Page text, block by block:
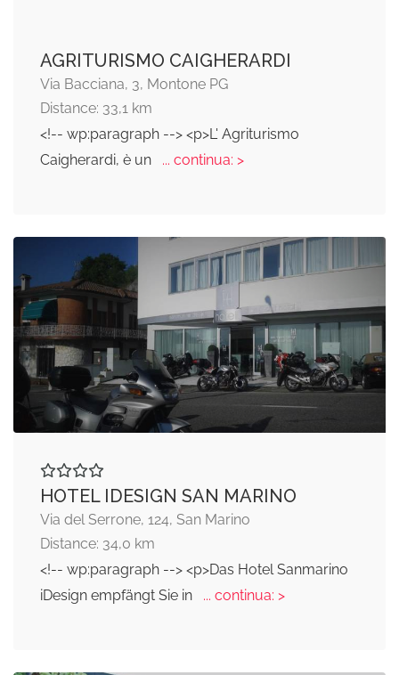
AGRITURISMO CAIGHERARDI
Via Bacciana, 3, Montone PG
Distance: 33,1 km
<!-- wp:paragraph --> <p>L' Agriturismo
Caigherardi, è un
... continua: >
HOTEL IDESIGN SAN MARINO
Via del Serrone, 124, San Marino
Distance: 34,0 km
<!-- wp:paragraph --> <p>Das Hotel Sanmarino
iDesign empfängt Sie in
... continua: >